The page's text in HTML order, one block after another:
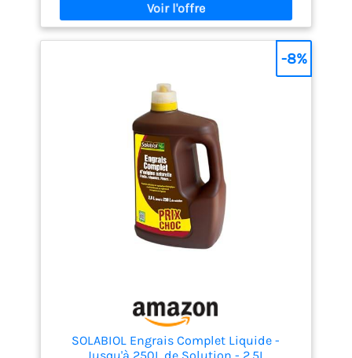
formule nutritive renforce les plantes à chaque
arrosage, favorisant des racines solides, des tiges
robustes et des fleurs plus nombreuses. NUTRITION
DOUCE ET PROGRESSIVE : Apporte une fertilisation
organique naturelle sans risque de brûlure pour les
racines. Grâce à la vinasse de betterave et aux
extraits de poisson, les nutriments sont libérés
progressivement pour une efficacité durable. FACILE
À DOSER : Son bouchon doseur intégré permet un
dosage rapide et précis, évitant tout gaspillage.
ENGRAIS ORGANIQUE NATUREL : Riche en matière
organique (43,8 %), il respecte l’équilibre
biologique du sol et contribue à une croissance
durable et écologique des plantes.
SOLABIOL Engrais Complet Liquide -
-8%